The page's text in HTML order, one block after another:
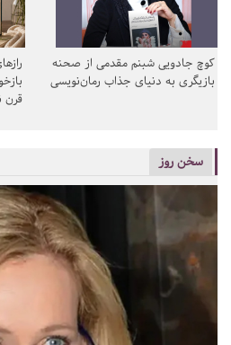
کوچ جادویی شبنم مقدمی از صحنه
بازیگری به دنیای جذاب رمان‌نویسی
قرن
سخن روز